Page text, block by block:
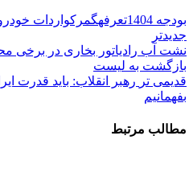
بودجه 1404 تعرفهگمرکواردات
جدیدتر
نشت آب رادیاتور بخاری در برخی
بازگشت به لیست
قدیمی تر رهبر انقلاب: باید قدرت
بفهمانیم
مطالب مرتبط